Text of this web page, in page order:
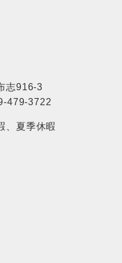
志916-3
479-3722
、夏季休暇